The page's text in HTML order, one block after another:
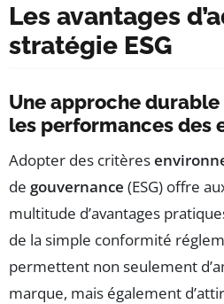
Les avantages
stratégie ESG
Une approche
les performances des
Adopter des critères
de gouvernance (ESG) offre
multitude d’avantages
de la simple conformité
permettent non seulement
marque, mais également